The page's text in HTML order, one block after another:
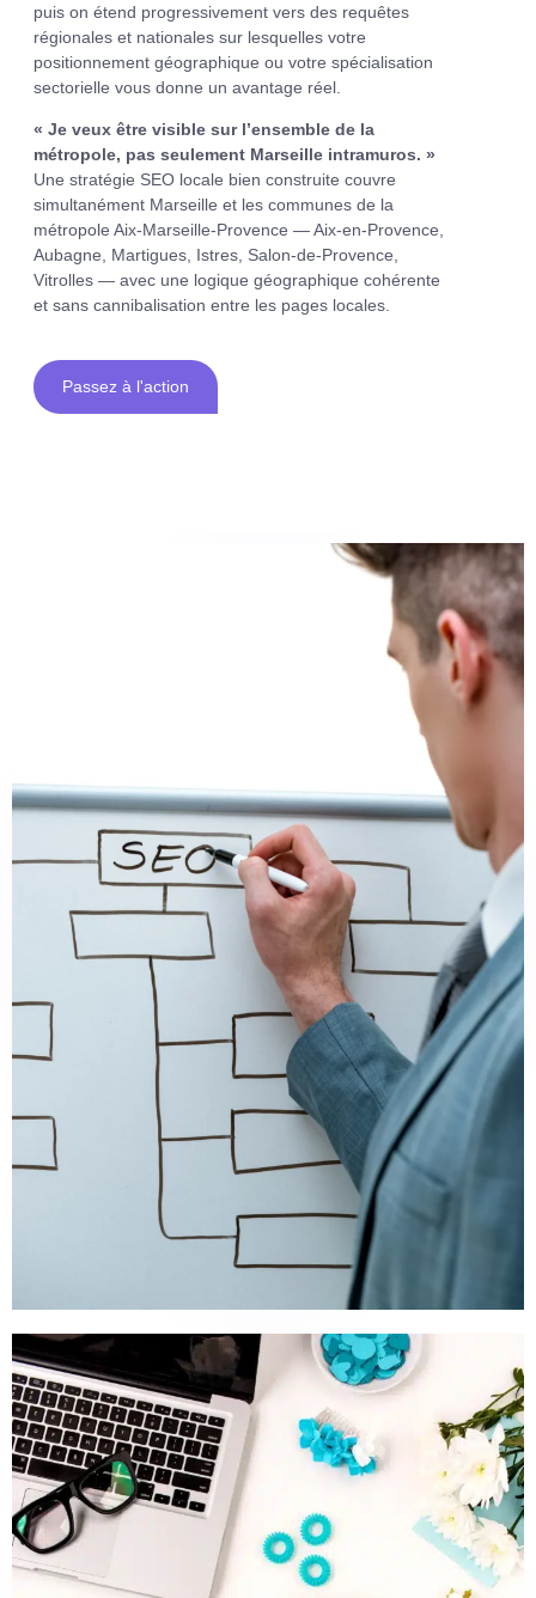
puis on étend progressivement vers des requêtes
régionales et nationales sur lesquelles votre
positionnement géographique ou votre spécialisation
sectorielle vous donne un avantage réel.
« Je veux être visible sur l’ensemble de la
métropole, pas seulement Marseille intramuros. »
Une stratégie SEO locale bien construite couvre
simultanément Marseille et les communes de la
métropole Aix-Marseille-Provence — Aix-en-Provence,
Aubagne, Martigues, Istres, Salon-de-Provence,
Vitrolles — avec une logique géographique cohérente
et sans cannibalisation entre les pages locales.
Passez à l'action